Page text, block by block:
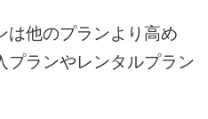
は他のプランより高め
プランやレンタルプラン